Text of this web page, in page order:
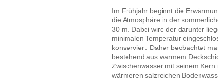
Im Frühjahr beginnt die
die Atmosphäre in der
30 m. Dabei wird der darunter
minimalen Temperatur
konserviert. Daher beobachtet
bestehend aus warmem
Zwischenwasser mit seinem
wärmeren salzreichen